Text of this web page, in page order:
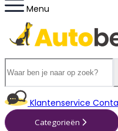
Menu
Klantenservice
Categorieën